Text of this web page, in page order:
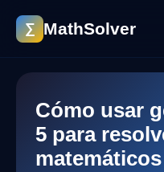
∑ MathSolver
Cómo usar
5 para
matemáticos